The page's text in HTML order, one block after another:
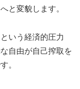
と変貌します。
いう経済的圧力
自由が自己搾取を
。